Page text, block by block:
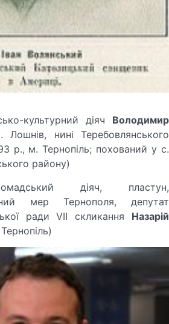
культурний діяч Володимир
Лошнів, нині Теребовлянського
р., м. Тернопіль; похований у с.
району)
діяч, пластун,
мер Тернополя, депутат
ради VII скликання Назарій